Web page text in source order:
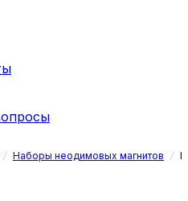
/ Наборы неодимовых магнитов /